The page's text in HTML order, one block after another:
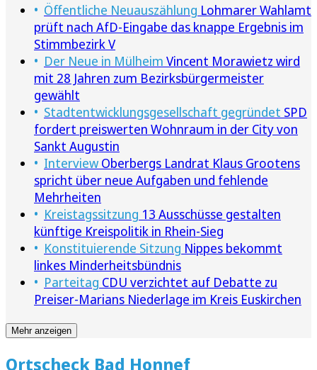
Öffentliche Neuauszählung Lohmarer Wahlamt
prüft nach AfD-Eingabe das knappe Ergebnis im
Stimmbezirk V
Der Neue in Mülheim Vincent Morawietz wird
mit 28 Jahren zum Bezirksbürgermeister
gewählt
Stadtentwicklungsgesellschaft gegründet SPD
fordert preiswerten Wohnraum in der City von
Sankt Augustin
Interview Oberbergs Landrat Klaus Grootens
spricht über neue Aufgaben und fehlende
Mehrheiten
Kreistagssitzung 13 Ausschüsse gestalten
künftige Kreispolitik in Rhein-Sieg
Konstituierende Sitzung Nippes bekommt
linkes Minderheitsbündnis
Parteitag CDU verzichtet auf Debatte zu
Preiser-Marians Niederlage im Kreis Euskirchen
Mehr anzeigen
Ortscheck Bad Honnef